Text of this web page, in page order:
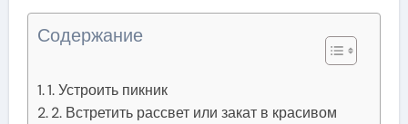
Содержание
1. Устроить пикник
2. Встретить рассвет или закат в красивом